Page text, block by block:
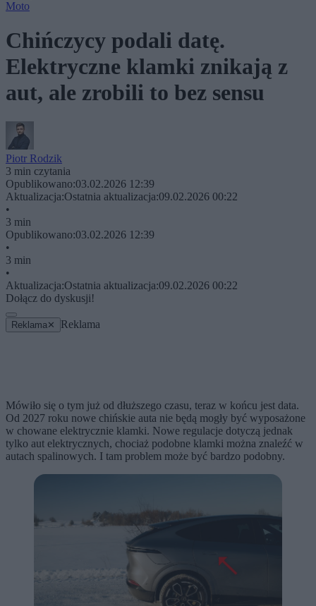
Moto
Chińczycy podali datę.
Elektryczne klamki znikają z
aut, ale zrobili to bez sensu
Piotr Rodzik
3 min czytania
Opublikowano:03.02.2026 12:39
Aktualizacja:Ostatnia aktualizacja:09.02.2026 00:22
•
3 min
Opublikowano:03.02.2026 12:39
•
3 min
•
Aktualizacja:Ostatnia aktualizacja:09.02.2026 00:22
Dołącz do dyskusji!
Reklama ✕ Reklama
Mówiło się o tym już od dłuższego czasu, teraz w końcu jest data.
Od 2027 roku nowe chińskie auta nie będą mogły być wyposażone
w chowane elektrycznie klamki. Nowe regulacje dotyczą jednak
tylko aut elektrycznych, chociaż podobne klamki można znaleźć w
autach spalinowych. I tam problem może być bardzo podobny.